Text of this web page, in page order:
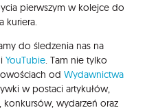
pierwszym w kolejce do
kuriera.
do śledzenia nas na
i YouTubie . Tam nie tylko
od Wydawnictwa
w postaci artykułów,
wydarzeń oraz